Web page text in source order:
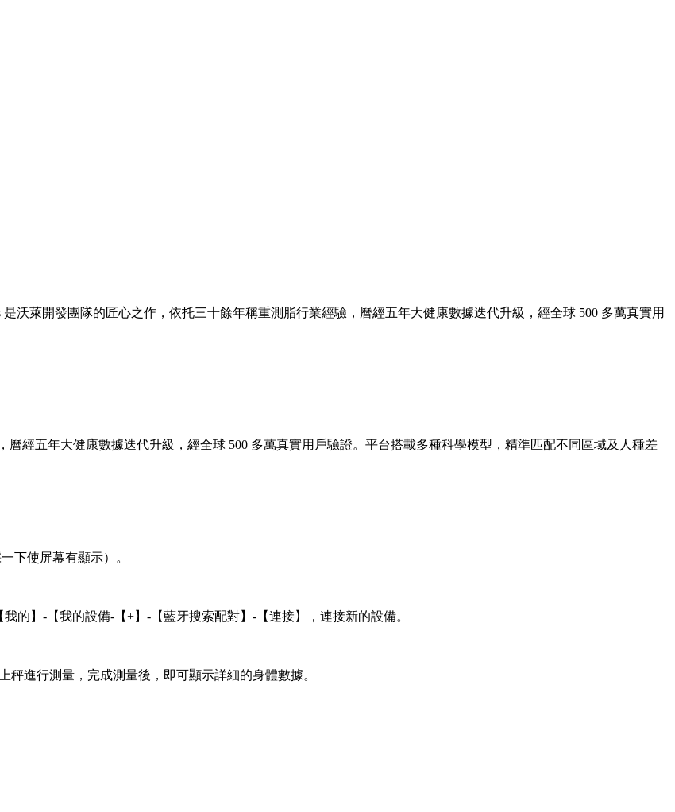
沃萊開發團隊的匠心之作，依托三十餘年稱重測脂行業經驗，曆經五年大健康數據迭代升級，經全球 500 多萬真實用
曆經五年大健康數據迭代升級， 經全球 500 多萬真實用戶驗證。平台搭載多種科學模型，精準匹配不同區域及人種差
下使屏幕有顯示）。
的】-【我的設備-【+】-【藍牙搜索配對】-【連接】，連接新的設備。
進行測量，完成測量後，即可顯示詳細的身體數據。